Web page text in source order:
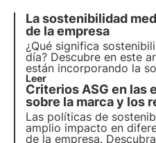
La sostenibilidad
de la empresa
¿Qué significa
día? Descubre en este
están incorporando la
estrategia y su papel en
objetivos de la Agenda
Píldoras del Oasis, la
Leer
Criterios ASG en las
sobre la marca y los
Las políticas de
amplio impacto en
de la empresa.